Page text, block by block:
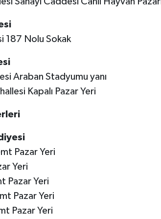
187 Nolu Sokak
Araban Stadyumu yanı
Kapalı Pazar Yeri
Pazar Yeri
Yeri
Pazar Yeri
Pazar Yeri
Pazar Yeri